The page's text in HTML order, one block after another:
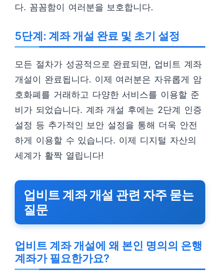
다. 꼼꼼함이 여러분을 보호합니다.
5단계: 계좌 개설 완료 및 초기 설정
모든 절차가 성공적으로 완료되면, 업비트 계좌
개설이 완료됩니다. 이제 여러분은 자유롭게 암
호화폐를 거래하고 다양한 서비스를 이용할 준
비가 되었습니다. 계좌 개설 후에는 2단계 인증
설정 등 추가적인 보안 설정을 통해 더욱 안전
하게 이용할 수 있습니다. 이제 디지털 자산의
세계가 활짝 열립니다!
업비트 계좌 개설 관련 자주 묻는
질문
업비트 계좌 개설에 왜 본인 명의의 은행
계좌가 필요한가요?